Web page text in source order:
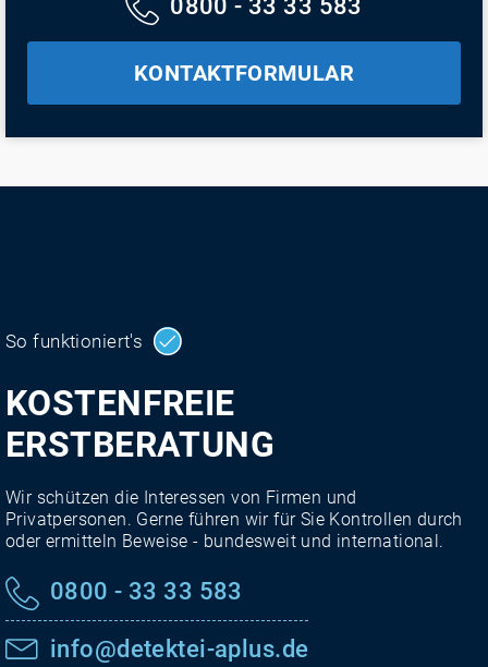
0800 - 33 33 583
KONTAKTFORMULAR
So funktioniert's
KOSTENFREIE
ERSTBERATUNG
Wir schützen die Interessen von Firmen und
Privatpersonen. Gerne führen wir für Sie Kontrollen durch
oder ermitteln Beweise - bundesweit und international.
0800 - 33 33 583
info@detektei-aplus.de